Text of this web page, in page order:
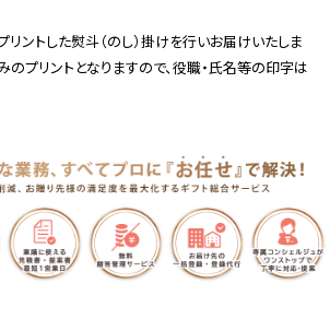
ントした熨斗（のし）掛けを行いお届けいたしま
のプリントとなりますので、役職・氏名等の印字は